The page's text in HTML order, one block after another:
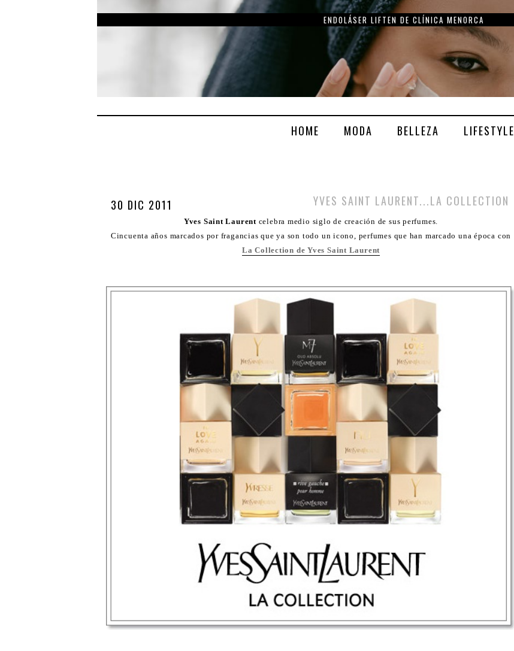
ENDOLÁSER LIFTEN DE CLÍNICA MENORCA
HOME MODA BELLEZA LIFESTYLE
30 DIC 2011 YVES SAINT LAURENT...LA COLLECTION
Yves Saint Laurent celebra medio siglo de creación de sus perfumes.
Cincuenta años marcados por fragancias que ya son todo un icono, perfumes que han marcado una época con
La Collection de Yves Saint Laurent